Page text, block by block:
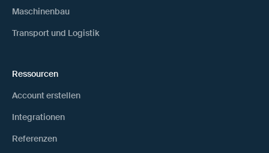
Maschinenbau
Transport und Logistik
Ressourcen
Account erstellen
Integrationen
Referenzen